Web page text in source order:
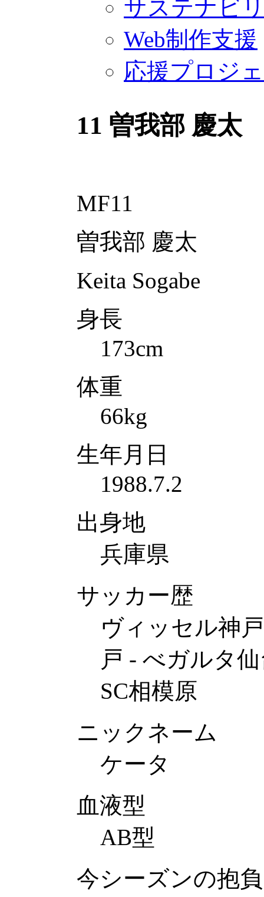
サステナビ
Web制作支援
応援プロジ
11 曽我部 慶太
MF11
曽我部 慶太
Keita Sogabe
身長
173cm
体重
66kg
生年月日
1988.7.2
出身地
兵庫県
サッカー歴
ヴィッセル神
戸 - べガルタ
SC相模原
ニックネーム
ケータ
血液型
AB型
今シーズンの抱